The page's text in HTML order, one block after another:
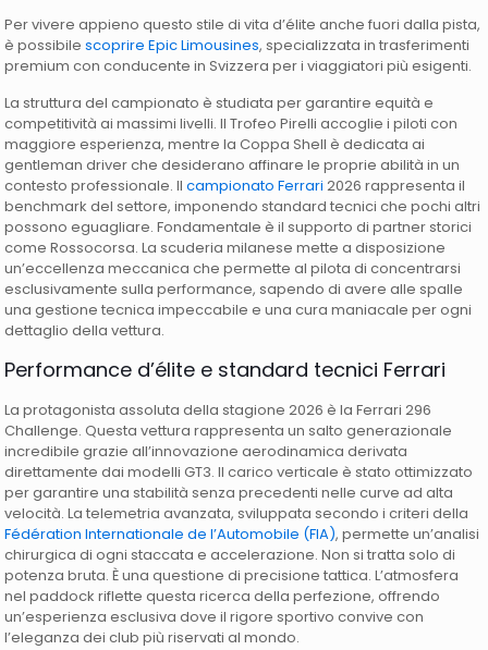
Per vivere appieno questo stile di vita d’élite anche fuori dalla pista,
è possibilescoprire Epic Limousines, specializzata in trasferimenti
premium con conducente in Svizzera per i viaggiatori più esigenti.
La struttura del campionato è studiata per garantire equità e
competitività ai massimi livelli. Il Trofeo Pirelli accoglie i piloti con
maggiore esperienza, mentre la Coppa Shell è dedicata ai
gentleman driver che desiderano affinare le proprie abilità in un
contesto professionale. Ilcampionato Ferrari 2026 rappresenta il
benchmark del settore, imponendo standard tecnici che pochi altri
possono eguagliare. Fondamentale è il supporto di partner storici
come Rossocorsa. La scuderia milanese mette a disposizione
un’eccellenza meccanica che permette al pilota di concentrarsi
esclusivamente sulla performance, sapendo di avere alle spalle
una gestione tecnica impeccabile e una cura maniacale per ogni
dettaglio della vettura.
Performance d’élite e standard tecnici Ferrari
La protagonista assoluta della stagione 2026 è la Ferrari 296
Challenge. Questa vettura rappresenta un salto generazionale
incredibile grazie all’innovazione aerodinamica derivata
direttamente dai modelli GT3. Il carico verticale è stato ottimizzato
per garantire una stabilità senza precedenti nelle curve ad alta
velocità. La telemetria avanzata, sviluppata secondo i criteri della
Fédération Internationale de l’Automobile (FIA), permette un’analisi
chirurgica di ogni staccata e accelerazione. Non si tratta solo di
potenza bruta. È una questione di precisione tattica. L’atmosfera
nel paddock riflette questa ricerca della perfezione, offrendo
un’esperienza esclusiva dove il rigore sportivo convive con
l’eleganza dei club più riservati al mondo.